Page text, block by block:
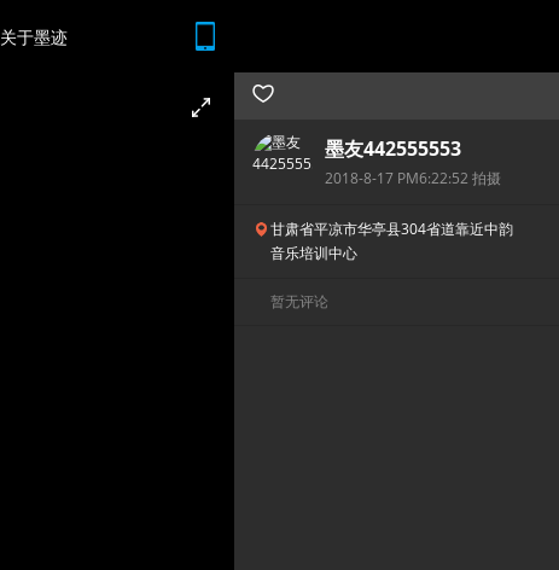
关于墨迹
墨友442555553
2018-8-17 PM6:22:52 拍摄
甘肃省平凉市华亭县304省道靠近中韵
音乐培训中心
暂无评论